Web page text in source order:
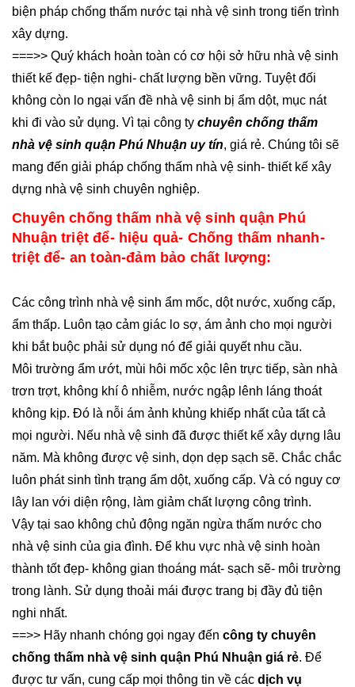
biện pháp chống thấm nước tại nhà vệ sinh trong tiến trình
xây dựng.
===>> Quý khách hoàn toàn có cơ hội sở hữu nhà vệ sinh
thiết kế đẹp- tiện nghi- chất lượng bền vững. Tuyệt đối
không còn lo ngại vấn đề nhà vệ sinh bị ẩm dột, mục nát
khi đi vào sử dụng. Vì tại công ty chuyên chống thấm
nhà vệ sinh quận Phú Nhuận uy tín, giá rẻ. Chúng tôi sẽ
mang đến giải pháp chống thấm nhà vệ sinh- thiết kế xây
dựng nhà vệ sinh chuyên nghiệp.
Chuyên chống thấm nhà vệ sinh quận Phú
Nhuận triệt để- hiệu quả- Chống thấm nhanh-
triệt để- an toàn-đảm bảo chất lượng:
Các công trình nhà vệ sinh ẩm mốc, dột nước, xuống cấp,
ẩm thấp. Luôn tạo cảm giác lo sợ, ám ảnh cho mọi người
khi bắt buộc phải sử dụng nó để giải quyết nhu cầu.
Môi trường ẩm ướt, mùi hôi mốc xộc lên trực tiếp, sàn nhà
trơn trợt, không khí ô nhiễm, nước ngập lênh láng thoát
không kịp. Đó là nỗi ám ảnh khủng khiếp nhất của tất cả
mọi người. Nếu nhà vệ sinh đã được thiết kế xây dựng lâu
năm. Mà không được vệ sinh, dọn dẹp sạch sẽ. Chắc chắc
luôn phát sinh tình trạng ẩm dột, xuống cấp. Và có nguy cơ
lây lan với diện rộng, làm giảm chất lượng công trình.
Vậy tại sao không chủ động ngăn ngừa thấm nước cho
nhà vệ sinh của gia đình. Để khu vực nhà vệ sinh hoàn
thành tốt đẹp- không gian thoáng mát- sạch sẽ- môi trường
trong lành. Sử dụng thoải mái được trang bị đầy đủ tiện
nghi nhất.
==>> Hãy nhanh chóng gọi ngay đến công ty chuyên
chống thấm nhà vệ sinh quận Phú Nhuận giá rẻ. Để
được tư vấn, cung cấp mọi thông tin về các dịch vụ